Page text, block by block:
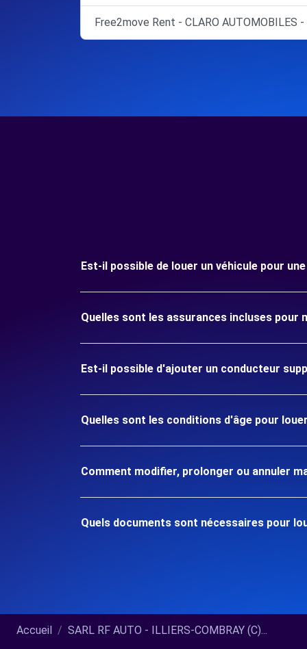
Free2move Rent - CLARO AUTOMOBILES -
Est-il possible de louer un véhicule pour une
Quelles sont les assurances incluses pour
Est-il possible d'ajouter un conducteur
Quelles sont les conditions d'âge pour
Comment modifier, prolonger ou annuler
Quels documents sont nécessaires pour
Accueil SARL RF AUTO - ILLIERS-COMBRAY (C)...